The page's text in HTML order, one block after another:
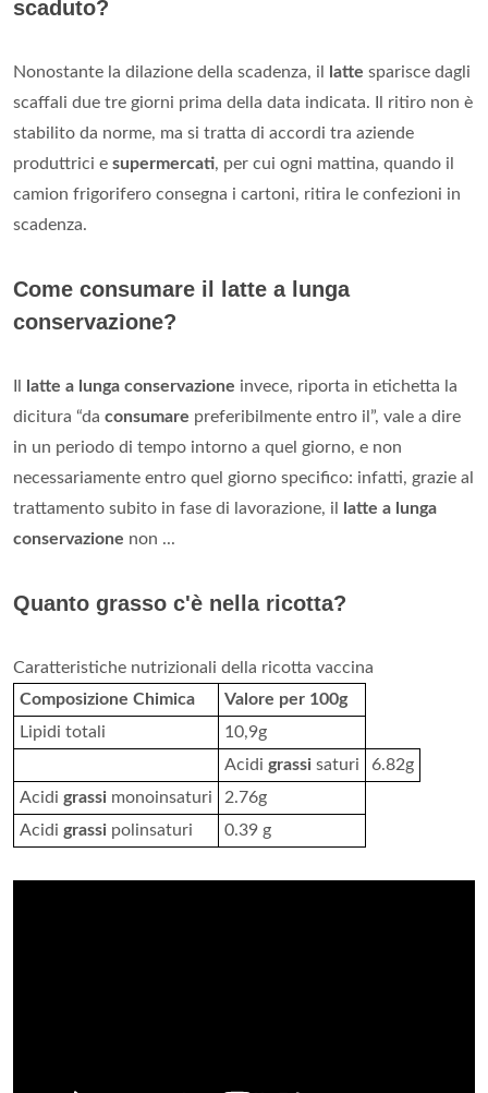
scaduto?
Nonostante la dilazione della scadenza, il latte sparisce dagli
scaffali due tre giorni prima della data indicata. Il ritiro non è
stabilito da norme, ma si tratta di accordi tra aziende
produttrici e supermercati, per cui ogni mattina, quando il
camion frigorifero consegna i cartoni, ritira le confezioni in
scadenza.
Come consumare il latte a lunga
conservazione?
latte a lunga conservazione invece, riporta in etichetta la
dicitura “da consumare preferibilmente entro il”, vale a dire
in un periodo di tempo intorno a quel giorno, e non
necessariamente entro quel giorno specifico: infatti, grazie al
trattamento subito in fase di lavorazione, il
latte a lunga
conservazione non ...
Quanto grasso c'è nella ricotta?
Caratteristiche nutrizionali della ricotta vaccina
Composizione Chimica
Valore per 100g
Lipidi totali
10,9g
Acidi grassi saturi
6.82g
Acidi grassi monoinsaturi
2.76g
Acidi grassi polinsaturi 0.39 g